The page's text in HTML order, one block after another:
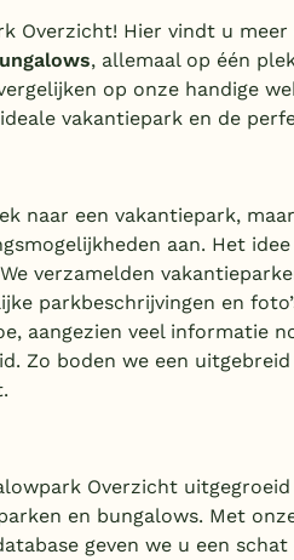
Overzicht! Hier vindt u meer
, allemaal op één
op onze handige
vakantiepark en de
naar een vakantiepark,
aan. Het
verzamelden
parkbeschrijvingen en
aangezien veel informatie
Zo boden we een
Overzicht
en bungalows. Met
geven we u een